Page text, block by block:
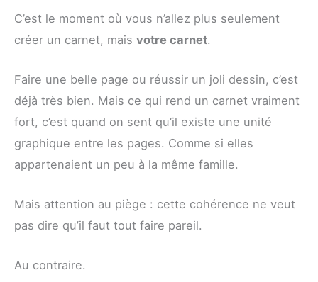
C’est le moment où vous n’allez plus seulement
créer un carnet, mais votre carnet.
Faire une belle page ou réussir un joli dessin, c’est
déjà très bien. Mais ce qui rend un carnet vraiment
fort, c’est quand on sent qu’il existe une unité
graphique entre les pages. Comme si elles
appartenaient un peu à la même famille.
Mais attention au piège : cette cohérence ne veut
pas dire qu’il faut tout faire pareil.
Au contraire.